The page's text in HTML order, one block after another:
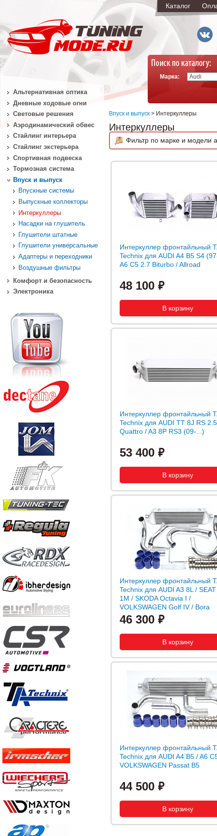
Каталог
Марка:
Впуск и выпуск > Интеркуллеры
Интеркуллеры
Фильтр по марке и модели
Интеркуллер фронтайльный
Technix для AUDI A4 B5 S4
A6 C5 2.7 Biturbo / Allroad
48 100
Интеркуллер фронтайльный
Technix для AUDI TT 8J RS
Quattro / A3 8P RS3 (09-...)
53 400
Интеркуллер фронтайльный
Technix для AUDI A3 8L /
1M / SKODA Octavia I /
VOLKSWAGEN Golf IV / Bora
46 300
Интеркуллер фронтайльный
Technix для AUDI A4 B5 / A6
VOLKSWAGEN Passat B5
44 500
Альтернативная оптика
Дневные ходовые огни
Световые решения
Аэродинамический обвес
Стайлинг интерьера
Стайлинг экстерьера
Спортивная подвеска
Тормозная система
Впуск и выпуск
Впускные системы
Выпускные коллекторы
Интеркуллеры
Насадки на глушитель
Глушители штатные
Глушители универсальные
Адаптеры и переходники
Воздушные фильтры
Комфорт и безопасность
Электроника